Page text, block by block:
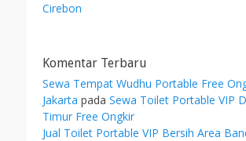
Cirebon
Komentar Terbaru
Sewa Tempat Wudhu Portable Free
Jakarta pada Sewa Toilet Portable VIP
Timur Free Ongkir
Jual Toilet Portable VIP Bersih Area